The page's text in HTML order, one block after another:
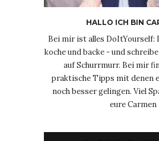
HALLO ICH BIN
Bei mir ist alles DoItYourself:
koche und backe - und
auf Schurrmurr. Bei mir
praktische Tipps mit denen
noch besser gelingen. Viel
eure Carmen